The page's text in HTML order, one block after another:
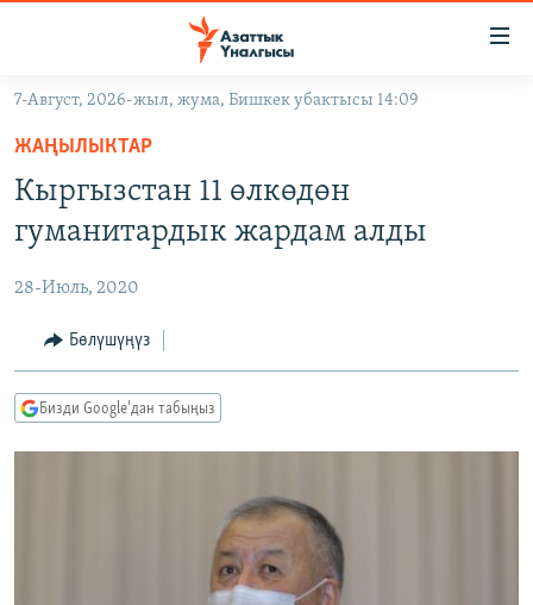
Навигацияга
өтүңүз
Издөөгө
салыңызКЫРГЫЗСТАН
ЭКОНОМИКА
МАДАНИЯТ
ДҮЙНӨ
БОРБОР АЗИЯ
УКРАИНА
АТАЙЫН ИЛИКТӨӨ
ТВ ПРОГРАММАЛАР
ЭКСПЕРТТЕР ТАЛДАЙТ
ӨЗГӨЧӨ ПИКИР
7-Август, 2026-жыл, жума, Бишкек убактысы 14:09
ЖАҢЫЛЫКТАР
Кыргызстан 11 өлкөдөн
гуманитардык жардам алды
28-Июль, 2020
Бөлүшүңүз
Бизди Google'дан табыңыз